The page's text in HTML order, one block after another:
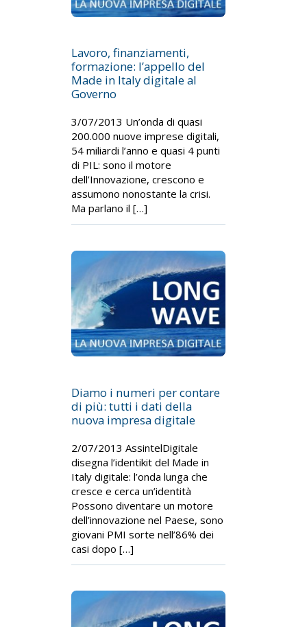
Lavoro, finanziamenti,
formazione: l’appello del
Made in Italy digitale al
Governo
3/07/2013 Un’onda di quasi
200.000 nuove imprese digitali,
54 miliardi l’anno e quasi 4 punti
di PIL: sono il motore
dell’Innovazione, crescono e
assumono nonostante la crisi.
Ma parlano il […]
Diamo i numeri per contare
di più: tutti i dati della
nuova impresa digitale
2/07/2013 AssintelDigitale
disegna l’identikit del Made in
Italy digitale: l’onda lunga che
cresce e cerca un’identità
Possono diventare un motore
dell’innovazione nel Paese, sono
giovani PMI sorte nell’86% dei
casi dopo […]